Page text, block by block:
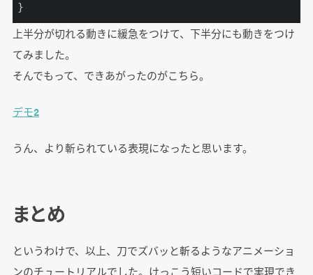
}
上半分が切れる動きに緩急をつけて、下半分にも動きをつけ
てみました。
そんでもって、できあがったのがこちら。
デモ2
うん、より斬られている表現になったと思います。
まとめ
というわけで、以上、刀でズバッと斬るようなアニメーショ
ンのチュートリアルでした。けっこう短いコードで実現でき